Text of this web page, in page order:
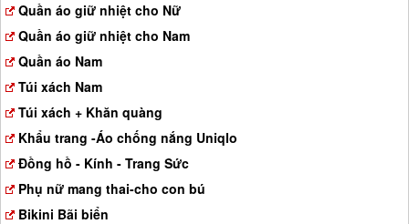
Quần áo giữ nhiệt cho Nữ
Quần áo giữ nhiệt cho Nam
Quần áo Nam
Túi xách Nam
Túi xách + Khăn quàng
Khẩu trang -Áo chống nắng Uniqlo
Đồng hồ - Kính - Trang Sức
Phụ nữ mang thai-cho con bú
Bikini Bãi biển